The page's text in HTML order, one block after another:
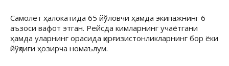
Самолёт ҳалокатида 65 йўловчи ҳамда экипажнинг 6
аъзоси вафот этган. Рейсда кимларнинг учаётгани
ҳамда уларнинг орасида қирғизистонликларнинг бор ёки
йўқлиги ҳозирча номаълум.